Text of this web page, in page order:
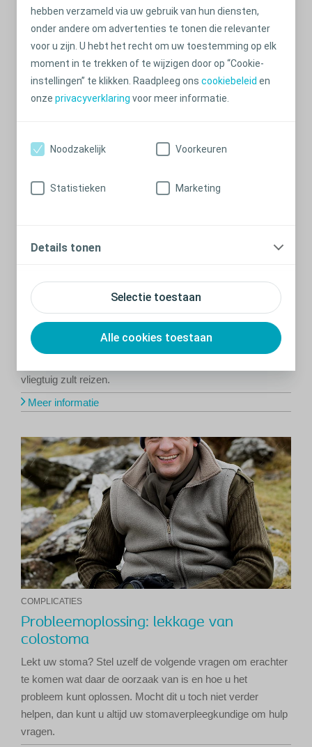
hebben verzameld via uw gebruik van hun diensten,
onder andere om advertenties te tonen die relevanter
voor u zijn. U hebt het recht om uw toestemming op elk
moment in te trekken of te wijzigen door op “Cookie-
instellingen” te klikken. Raadpleeg ons cookiebeleid en
onze privacyverklaring voor meer informatie.
Selectie toestaan
Alle cookies toestaan
Noodzakelijk Voorkeuren
Statistieken Marketing
Details tonen
Tips voor uitgaan, inpakken en plannen
Waar u aan moet denken als u naar sociale evenementen
gaat of een avond uitgaat met vrienden.
Meer informatie
REIZEN
Inpakken en plannen
Een korte checklist van wat u moet meenemen en wat u
vooruit moet plannen voordat u op vakantie gaat of andere
vliegtuig zult reizen.
Meer informatie
COMPLICATIES
Probleemoplossing: lekkage van
colostoma
Lekt uw stoma? Stel uzelf de volgende vragen om erachter
te komen wat daar de oorzaak van is en hoe u het
probleem kunt oplossen. Mocht dit u toch niet verder
helpen, dan kunt u altijd uw stomaverpleegkundige om hulp
vragen.